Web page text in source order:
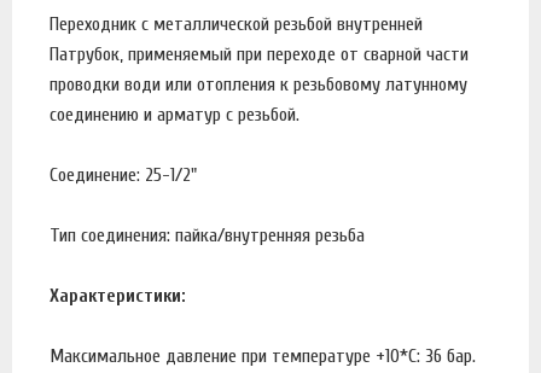
Переходник с металлической резьбой внутренней
Патрубок, применяемый при переходе от сварной части
проводки води или отопления к резьбовому латунному
соединению и арматур с резьбой.
Соединение: 25-1/2"
Тип соединения: пайка/внутренняя резьба
Характеристики:
Максимальное давление при температуре +10*С: 36 бар.